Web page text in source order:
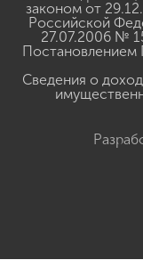
законом от
Российской
27.07.2006 №
Постановлением
Сведения о